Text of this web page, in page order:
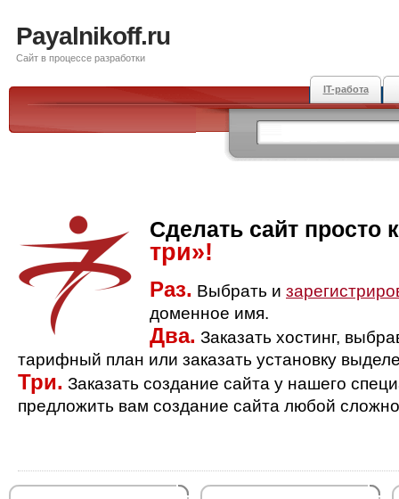
Payalnikoff.ru
Сайт в процессе разработки
IT-работа
Сделать сайт просто
три»!
Раз. Выбрать и
доменное имя.
Два. Заказать хостинг,
тарифный план или заказать установку
Три. Заказать создание сайта у нашего
предложить вам создание сайта любой